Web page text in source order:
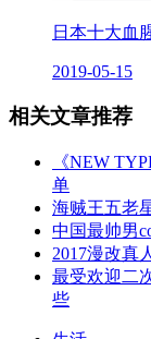
日本十大血
2019-05-15
相关文章推荐
《NEW
单
海贼王五老
中国最帅男
2017漫改真
最受欢迎二
些